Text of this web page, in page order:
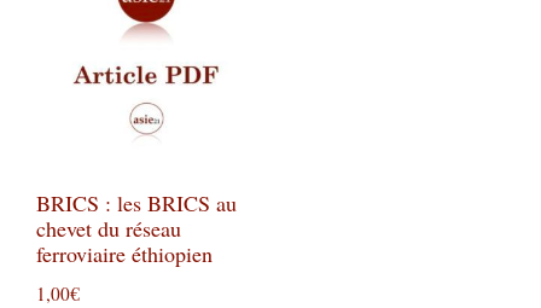
BRICS : les BRICS au
chevet du réseau
ferroviaire éthiopien
1,00€